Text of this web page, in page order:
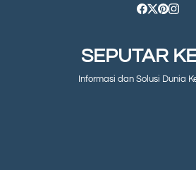
SEPUTAR
Informasi dan Solusi Dunia